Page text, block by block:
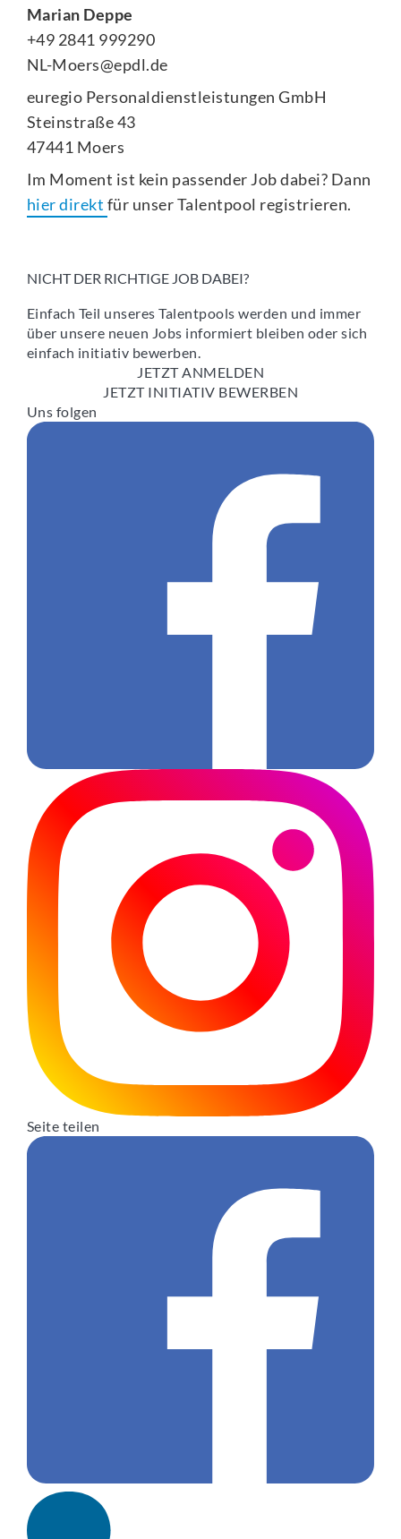
Marian Deppe
+49 2841 999290
NL-Moers@epdl.de
euregio Personaldienstleistungen GmbH
Steinstraße 43
47441 Moers
Im Moment ist kein passender Job dabei? Dann
hier direkt für unser Talentpool registrieren.
NICHT DER RICHTIGE JOB DABEI?
Einfach Teil unseres Talentpools werden und immer
über unsere neuen Jobs informiert bleiben oder sich
einfach initiativ bewerben.
JETZT ANMELDEN
JETZT INITIATIV BEWERBEN
Uns folgen
Seite teilen